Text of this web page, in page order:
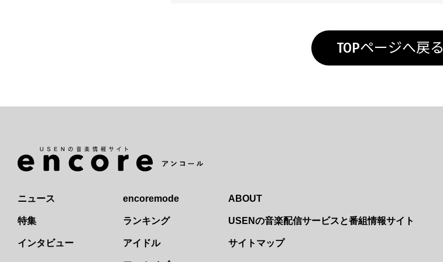
TOPページへ戻る
ニュース
特集
インタビュー
encoremode
ランキング
アイドル
ABOUT
USENの音楽配信サービスと番組情報サイト
サイトマップ